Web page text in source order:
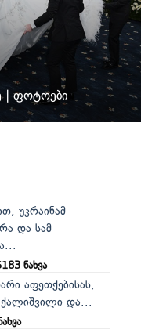
| ფოტოები
უკრაინამ
და სამ
ნახვა
აფეთქებისას,
და...